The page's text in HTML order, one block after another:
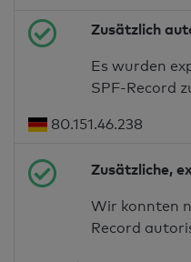
Zusätzlich
Es wurden
SPF-Record
80.151.46.238
Zusätzliche,
Wir konnten
Record